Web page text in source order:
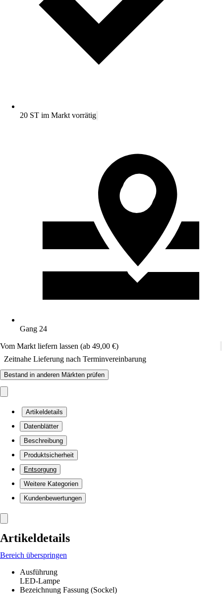
20 ST im Markt vorrätig
Gang 24
Vom Markt liefern lassen (ab 49,00 €)
Zeitnahe Lieferung nach Terminvereinbarung
Bestand in anderen Märkten prüfen
Artikeldetails
Datenblätter
Beschreibung
Produktsicherheit
Entsorgung
Weitere Kategorien
Kundenbewertungen
Artikeldetails
Bereich überspringen
Ausführung
LED-Lampe
Bezeichnung Fassung (Sockel)